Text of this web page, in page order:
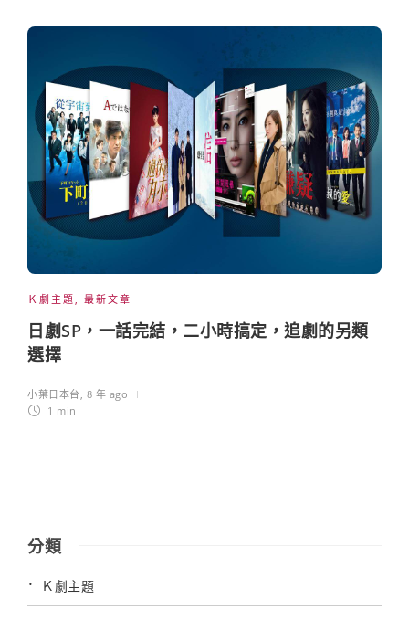
Ｋ劇主題, 最新文章
日劇SP，一話完結，二小時搞定，追劇的另類
選擇
小葉日本台 , 8 年 ago
1 min
分類
Ｋ劇主題